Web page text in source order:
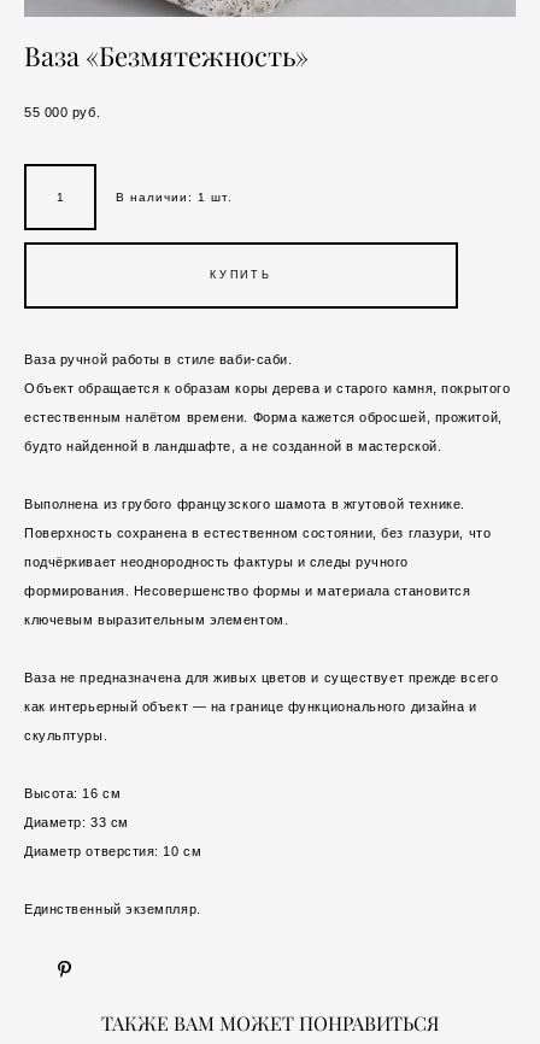
Ваза «Безмятежность»
55 000 pуб.
В наличии: 1 шт.
КУПИТЬ
Ваза ручной работы в стиле ваби-саби.
Объект обращается к образам коры дерева и старого камня, покрытого
естественным налётом времени. Форма кажется обросшей, прожитой,
будто найденной в ландшафте, а не созданной в мастерской.
Выполнена из грубого французского шамота в жгутовой технике.
Поверхность сохранена в естественном состоянии, без глазури, что
подчёркивает неоднородность фактуры и следы ручного
формирования. Несовершенство формы и материала становится
ключевым выразительным элементом.
Ваза не предназначена для живых цветов и существует прежде всего
как интерьерный объект — на границе функционального дизайна и
скульптуры.
Высота: 16 см
Диаметр: 33 см
Диаметр отверстия: 10 см
Единственный экземпляр.
ТАКЖЕ ВАМ МОЖЕТ ПОНРАВИТЬСЯ